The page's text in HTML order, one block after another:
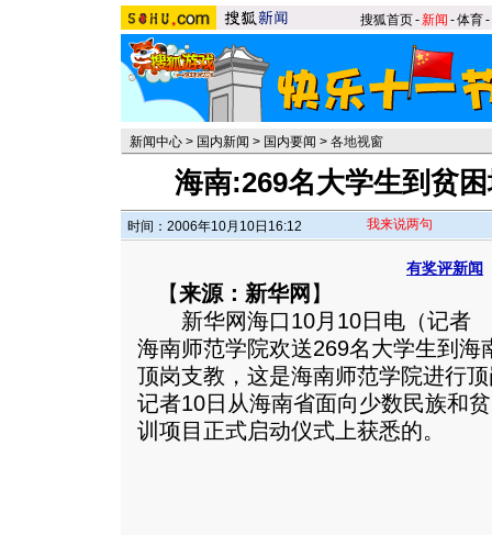
搜狐首页-新闻 -体育-
新闻中心 > 国内新闻 > 国内要闻 > 各地视窗
海南:269名大学生到贫
时间：2006年10月10日16:12 我来说两句
有奖评新闻
【来源：新华网 】
新华网海口10月10日电（记者
海南师范学院欢送269名大学生到海
顶岗支教，这是海南师范学院进行
记者10日从海南省面向少数民族和
训项目正式启动仪式上获悉的。